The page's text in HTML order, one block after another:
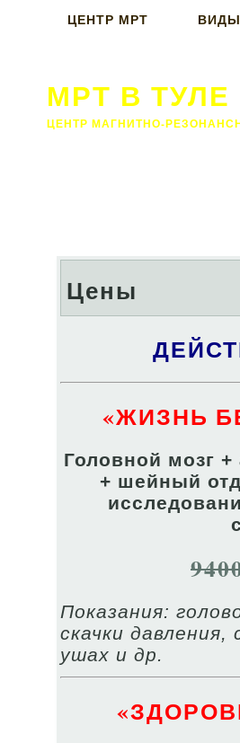
ЦЕНТР МРТ
МРТ В ТУЛЕ
ЦЕНТР МАГНИТНО-
Цены
«ЖИЗНЬ
Головной мозг +
+ шейный
Показания:
скачки
ушах и др.